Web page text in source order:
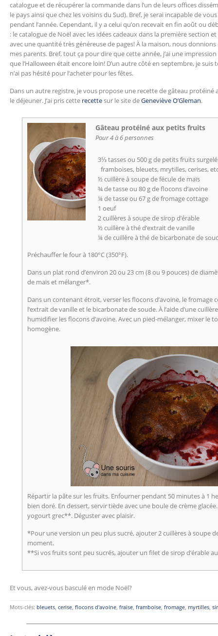
catalogue et de récupérer la commande dans l’un de leurs offices
le pays ainsi que chez les voisins du Sud). Bref, je serai incapable de
pendant l’année. Cependant, il y a celui qu’on recevait en fin août ou
: le catalogue de Noël avec les idées cadeaux dans la première section
avec une quantité très généreuse de pages! À la maison, nous
mes parents. Bref, tout ça pour dire que cette année, j’ai une impression
que l’Halloween était encore loin! D’un autre côté en septembre, je
n’ai pas hésité pour l’acheter pour les fêtes.
Dans un autre registre, je vous propose une recette de gâteau
le déjeuner. J’ai pris cette recettesur le site deGeneviève O’Gleman.
Gâteau protéiné aux petits fruits
Pour 4 à 6 personnes
3⅓ tasses ou 500 g de petits fruits
framboises, bleuets, mrytilles, cerises,
½ cuillère à soupe de fécule de maïs
¾ de tasse ou 80 g de flocons d’avoine
¼ de tasse ou 67 g de fromage cottage
1 oeuf
2 cuillères à soupe de sirop d’érable
½ cuillère à thé d’extrait de vanille
¼ de cuillère à thé de bicarbonate de
Préchauffer le four à 180°C (350°F).
Dans un plat rond d’environ 20 ou 23 cm (8 ou 9 pouces) de
de maïs et mélanger*.
Dans un contenant étroit, verser les flocons d’avoine, le fromage
l’extrait de vanille et le bicarbonate de soude. À l’aide d’une
humidifier les flocons d’avoine. Avec un pied-mélanger, mixer le
homogène.
Répartir la pâte sur les fruits. Enfourner pendant 50 minutes à 1
bien doré. En dessert, servir tiède avec une boule de crème
yogourt grec**. Déguster avec plaisir.
*Pour une version un peu plus sucré, ajouter 2 cuillères à soupe
moment.
**Si vos fruits sont peu sucrés, ajouter un filet de sirop d’érable
Et vous, avez-vous basculé en mode Noël?
Mots-clés: bleuets, cerise, flocons d'avoine, fraise, framboise, fromage, myrtilles,